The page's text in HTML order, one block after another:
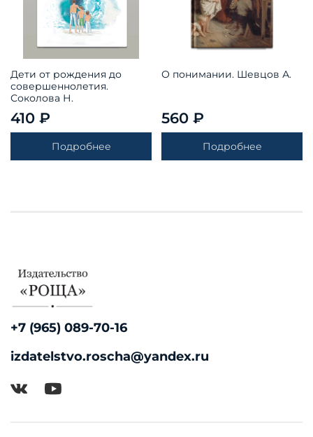
Дети от рождения до
совершеннолетия.
Соколова Н.
410 ₽
Подробнее
О понимании. Шевцов А.
560 ₽
Подробнее
+7 (965) 089-70-16
izdatelstvo.roscha@yandex.ru